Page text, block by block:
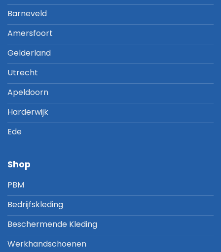
Barneveld
Amersfoort
Gelderland
Utrecht
Apeldoorn
Harderwijk
Ede
Shop
PBM
Bedrijfskleding
Beschermende Kleding
Werkhandschoenen